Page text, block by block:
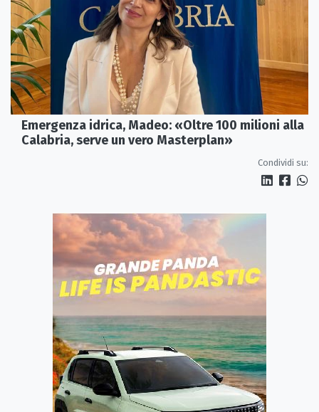
Emergenza idrica, Madeo: «Oltre 100 milioni alla
Calabria, serve un vero Masterplan»
Condividi su: